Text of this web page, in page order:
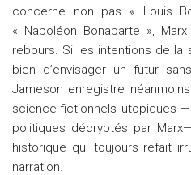
concerne non pas « Louis
« Napoléon Bonaparte »,
rebours. Si les intentions de
bien d’envisager un futur
Jameson enregistre
science-fictionnels utopiques
politiques décryptés par
historique qui toujours refait
narration.